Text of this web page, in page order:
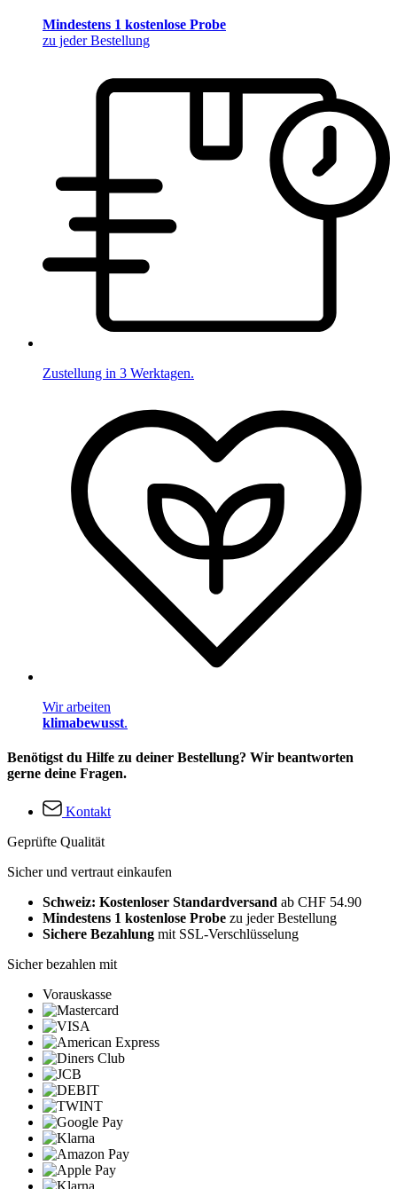
Mindestens 1 kostenlose Probe
zu jeder Bestellung
Zustellung in 3 Werktagen.
Wir arbeiten
klimabewusst.
Benötigst du Hilfe zu deiner Bestellung? Wir beantworten
gerne deine Fragen.
Kontakt
Geprüfte Qualität
Sicher und vertraut einkaufen
Schweiz: Kostenloser Standardversand ab CHF 54.90
Mindestens 1 kostenlose Probe zu jeder Bestellung
Sichere Bezahlung mit SSL-Verschlüsselung
Sicher bezahlen mit
Vorauskasse